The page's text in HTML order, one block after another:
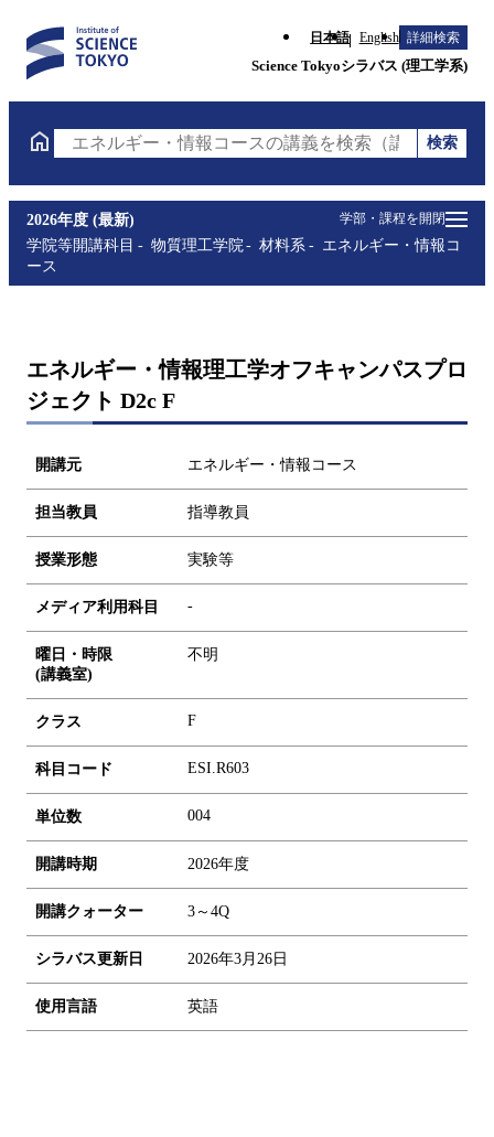
日本語 English 詳細検索
Science Tokyoシラバス (理工学系)
エネルギー・情報コースの講義を検索（講義名・科
検索
学部・課程を開閉
2026年度 (最新)
学院等開講科目
物質理工学院 材料系
エネルギー・情報コ
ース
エネルギー・情報理工学オフキャンパスプロ
ジェクト D2c F
開講元 エネルギー・情報コース
担当教員 指導教員
授業形態 実験等
メディア利用科目 -
曜日・時限
(講義室)
不明
クラス F
科目コード ESI.R603
単位数 004
開講時期 2026年度
開講クォーター 3～4Q
シラバス更新日 2026年3月26日
使用言語 英語